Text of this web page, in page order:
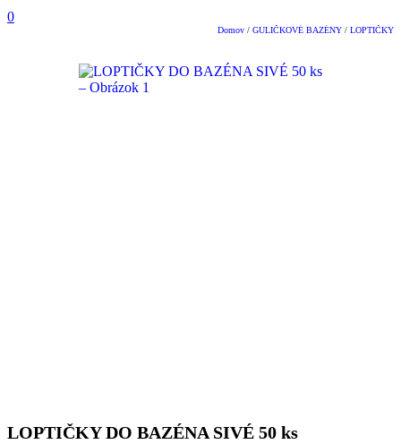
0
Domov / GULIČKOVÉ BAZÉNY / LOPTIČKY
LOPTIČKY DO BAZÉNA SIVÉ 50 ks